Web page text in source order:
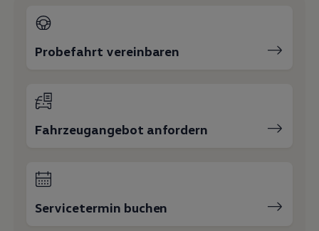
Probefahrt vereinbaren
Fahrzeugangebot anfordern
Servicetermin buchen